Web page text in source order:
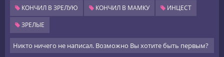
КОНЧИЛ В ЗРЕЛУЮ
КОНЧИЛ В МАМКУ
ИНЦЕСТ
ЗРЕЛЫЕ
Никто ничего не написал. Возможно Вы хотите быть первым?